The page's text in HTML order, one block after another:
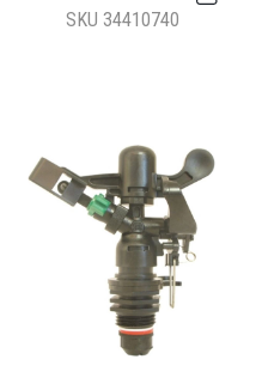
SKU 34410740